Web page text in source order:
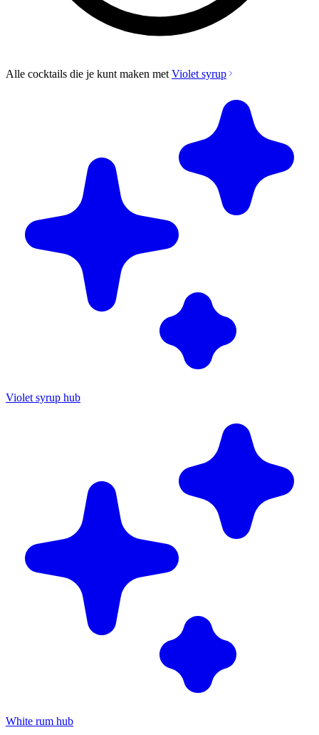
Alle cocktails die je kunt maken met Violet syrup
Violet syrup hub
White rum hub